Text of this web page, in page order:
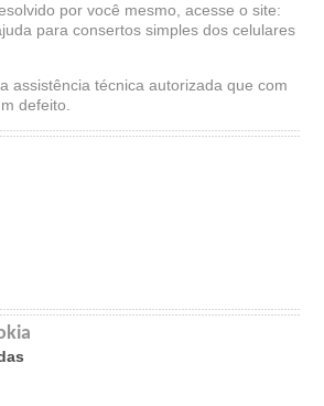
por você mesmo, acesse o site:
para consertos simples dos celulares
assistência técnica autorizada que com
defeito.